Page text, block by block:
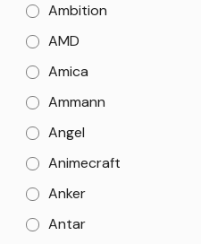
Ambition
AMD
Amica
Ammann
Angel
Animecraft
Anker
Antar